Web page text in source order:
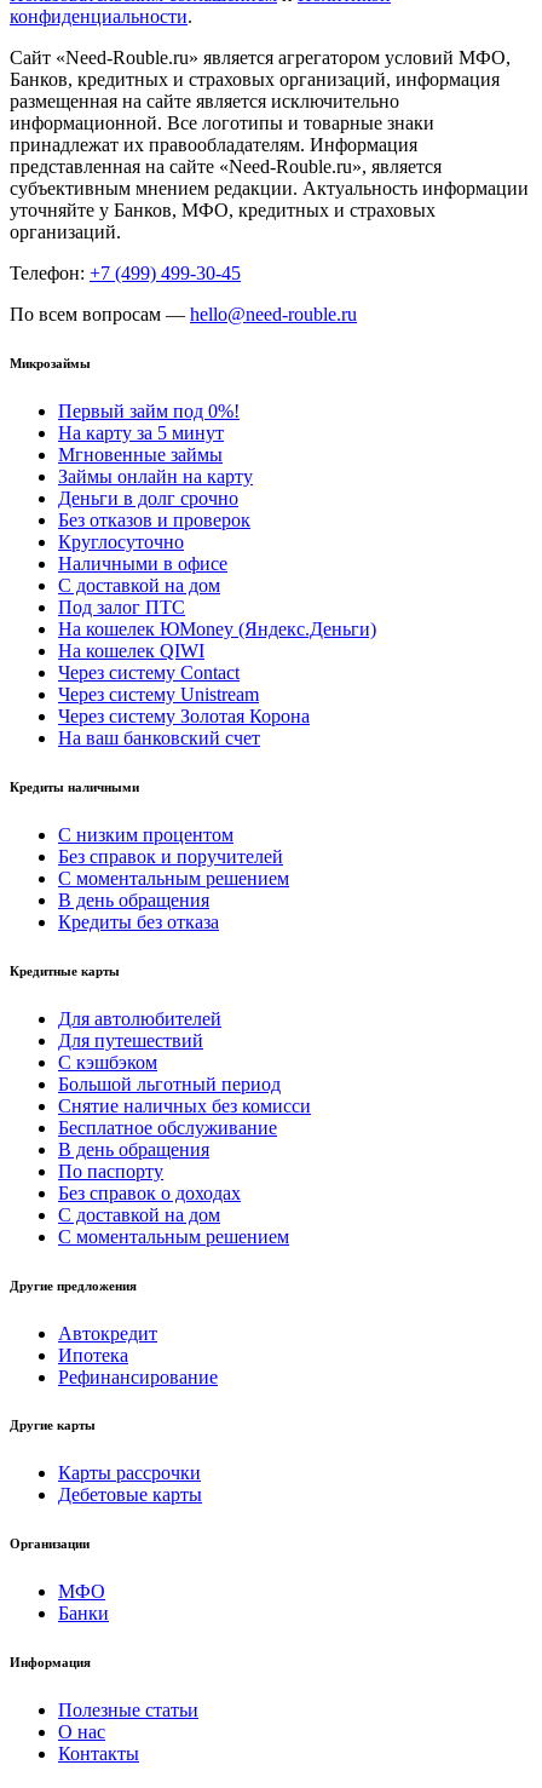
конфиденциальности.
Сайт «Need-Rouble.ru» является агрегатором условий МФО,
Банков, кредитных и страховых организаций, информация
размещенная на сайте является исключительно
информационной. Все логотипы и товарные знаки
принадлежат их правообладателям. Информация
представленная на сайте «Need-Rouble.ru», является
субъективным мнением редакции. Актуальность информации
уточняйте у Банков, МФО, кредитных и страховых
организаций.
Телефон: +7 (499) 499-30-45
По всем вопросам — hello@need-rouble.ru
Микрозаймы
Первый займ под 0%!
На карту за 5 минут
Мгновенные займы
Займы онлайн на карту
Деньги в долг срочно
Без отказов и проверок
Круглосуточно
Наличными в офисе
С доставкой на дом
Под залог ПТС
На кошелек ЮMoney (Яндекс.Деньги)
На кошелек QIWI
Через систему Contact
Через систему Unistream
Через систему Золотая Корона
На ваш банковский счет
Кредиты наличными
С низким процентом
Без справок и поручителей
С моментальным решением
В день обращения
Кредиты без отказа
Кредитные карты
Для автолюбителей
Для путешествий
С кэшбэком
Большой льготный период
Снятие наличных без комисси
Бесплатное обслуживание
В день обращения
По паспорту
Без справок о доходах
С доставкой на дом
С моментальным решением
Другие предложения
Автокредит
Ипотека
Рефинансирование
Другие карты
Карты рассрочки
Дебетовые карты
Организации
МФО
Банки
Информация
Полезные статьи
О нас
Контакты